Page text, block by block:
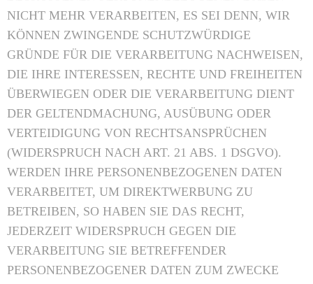
NICHT MEHR VERARBEITEN, ES SEI DENN, WIR
KÖNNEN ZWINGENDE SCHUTZWÜRDIGE
GRÜNDE FÜR DIE VERARBEITUNG NACHWEISEN,
DIE IHRE INTERESSEN, RECHTE UND FREIHEITEN
ÜBERWIEGEN ODER DIE VERARBEITUNG DIENT
DER GELTENDMACHUNG, AUSÜBUNG ODER
VERTEIDIGUNG VON RECHTSANSPRÜCHEN
(WIDERSPRUCH NACH ART. 21 ABS. 1 DSGVO).
WERDEN IHRE PERSONENBEZOGENEN DATEN
VERARBEITET, UM DIREKTWERBUNG ZU
BETREIBEN, SO HABEN SIE DAS RECHT,
JEDERZEIT WIDERSPRUCH GEGEN DIE
VERARBEITUNG SIE BETREFFENDER
PERSONENBEZOGENER DATEN ZUM ZWECKE